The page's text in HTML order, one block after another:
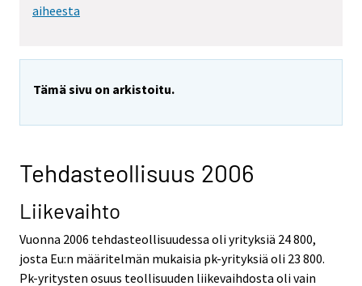
aiheesta
Tämä sivu on arkistoitu.
Tehdasteollisuus 2006
Liikevaihto
Vuonna 2006 tehdasteollisuudessa oli yrityksiä 24 800,
josta Eu:n määritelmän mukaisia pk-yrityksiä oli 23 800.
Pk-yritysten osuus teollisuuden liikevaihdosta oli vain